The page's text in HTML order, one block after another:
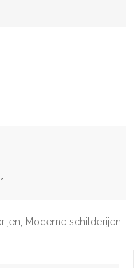
Moderne schilderijen